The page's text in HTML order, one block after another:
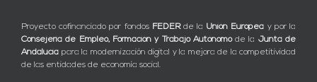
Proyecto cofinanciado por fondos FEDERde la Unión Europea y por la
Consejería de Empleo, Formación y Trabajo Autónomode la Junta de
Andalucía para la modernización digital y la mejora de la competitividad
de las entidades de economía social.